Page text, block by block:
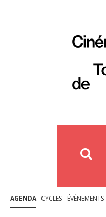
AGENDA CYCLES ÉVÉNEMENTS